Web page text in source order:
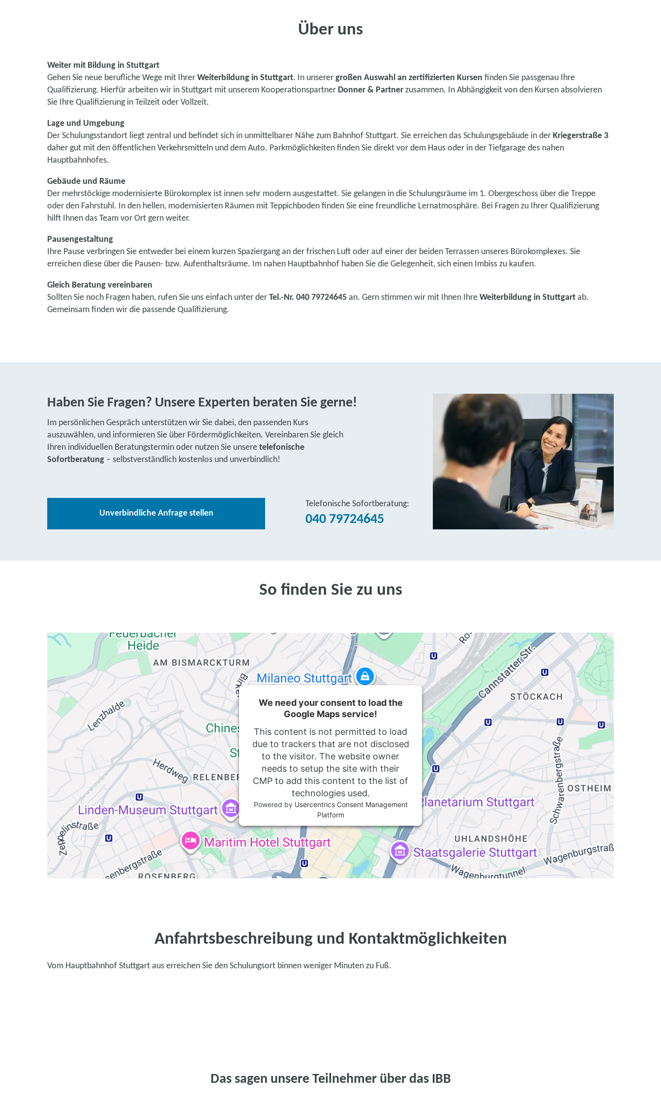
Über uns
Weiter mit Bildung in Stuttgart
Gehen Sie neue berufliche Wege mit Ihrer Weiterbildung in Stuttgart. In unserer großen Auswahl an zertifizierten Kursen finden Sie passgenau Ihre
Qualifizierung. Hierfür arbeiten wir in Stuttgart mit unserem Kooperationspartner Donner & Partner zusammen. In Abhängigkeit von den Kursen absolvieren
Sie Ihre Qualifizierung in Teilzeit oder Vollzeit.
Lage und Umgebung
Der Schulungsstandort liegt zentral und befindet sich in unmittelbarer Nähe zum Bahnhof Stuttgart. Sie erreichen das Schulungsgebäude in der Kriegerstraße 3
daher gut mit den öffentlichen Verkehrsmitteln und dem Auto. Parkmöglichkeiten finden Sie direkt vor dem Haus oder in der Tiefgarage des nahen
Hauptbahnhofes.
Gebäude und Räume
Der mehrstöckige modernisierte Bürokomplex ist innen sehr modern ausgestattet. Sie gelangen in die Schulungsräume im 1. Obergeschoss über die Treppe
oder den Fahrstuhl. In den hellen, modernisierten Räumen mit Teppichboden finden Sie eine freundliche Lernatmosphäre. Bei Fragen zu Ihrer Qualifizierung
hilft Ihnen das Team vor Ort gern weiter.
Pausengestaltung
Ihre Pause verbringen Sie entweder bei einem kurzen Spaziergang an der frischen Luft oder auf einer der beiden Terrassen unseres Bürokomplexes. Sie
erreichen diese über die Pausen- bzw. Aufenthaltsräume. Im nahen Hauptbahnhof haben Sie die Gelegenheit, sich einen Imbiss zu kaufen.
Gleich Beratung vereinbaren
Sollten Sie noch Fragen haben, rufen Sie uns einfach unter der Tel.-Nr. 040 79724645 an. Gern stimmen wir mit Ihnen Ihre Weiterbildung in Stuttgart ab.
Gemeinsam finden wir die passende Qualifizierung.
Haben Sie Fragen? Unsere Experten beraten Sie gerne!
Im persönlichen Gespräch unterstützen wir Sie dabei, den passenden Kurs
auszuwählen, und informieren Sie über Fördermöglichkeiten. Vereinbaren Sie gleich
Ihren individuellen Beratungstermin oder nutzen Sie unsere telefonische
Sofortberatung – selbstverständlich kostenlos und unverbindlich!
Unverbindliche Anfrage stellen
Telefonische Sofortberatung:
040 79724645
So finden Sie zu uns
We need your consent to load the
Google Maps service!
This content is not permitted to load
due to trackers that are not disclosed
to the visitor. The website owner
needs to setup the site with their
CMP to add this content to the list of
technologies used.
Powered by Usercentrics Consent Management
Platform
Anfahrtsbeschreibung und Kontaktmöglichkeiten
Vom Hauptbahnhof Stuttgart aus erreichen Sie den Schulungsort binnen weniger Minuten zu Fuß.
Das sagen unsere Teilnehmer über das IBB